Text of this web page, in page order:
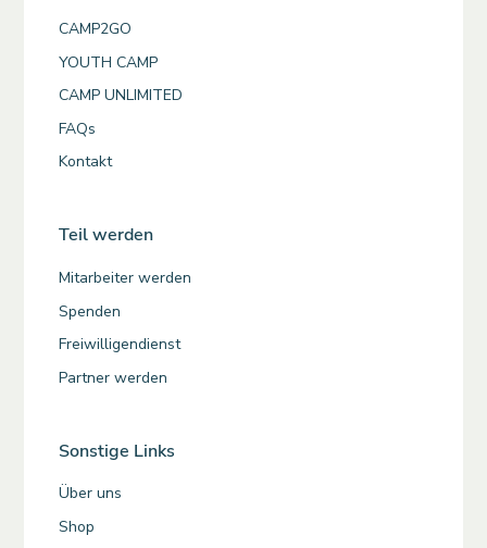
CAMP2GO
YOUTH CAMP
CAMP UNLIMITED
FAQs
Kontakt
Teil werden
Mitarbeiter werden
Spenden
Freiwilligendienst
Partner werden
Sonstige Links
Über uns
Shop